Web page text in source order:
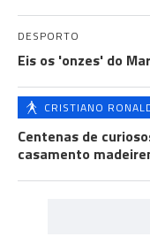
DESPORTO
Eis os 'onzes' do
CRISTIANO
Centenas de
casamento